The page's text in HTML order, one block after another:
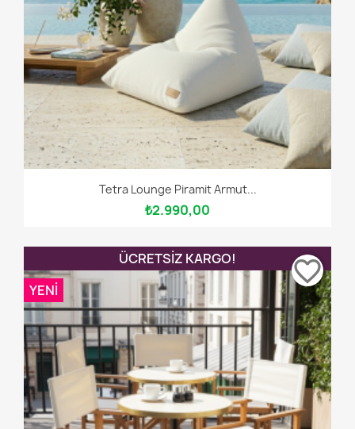
Tetra Lounge Piramit Armut...
₺2.990,00
ÜCRETSIZ KARGO!
YENI
favorite_border